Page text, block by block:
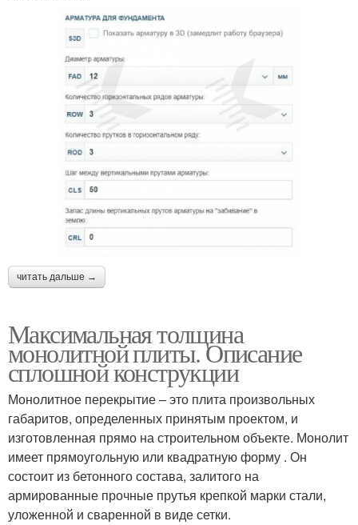
читать дальше →
Максимальная толщина
монолитной плиты. Описание
сплошной конструкции
Монолитное перекрытие – это плита произвольных
габаритов, определенных принятым проектом, и
изготовленная прямо на строительном объекте. Монолит
имеет прямоугольную или квадратную форму . Он
состоит из бетонного состава, залитого на
армированные прочные прутья крепкой марки стали,
уложенной и сваренной в виде сетки.